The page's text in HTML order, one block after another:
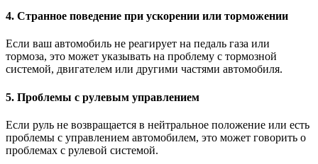
4. Странное поведение при ускорении или торможении
Если ваш автомобиль не реагирует на педаль газа или
тормоза, это может указывать на проблему с тормозной
системой, двигателем или другими частями автомобиля.
5. Проблемы с рулевым управлением
Если руль не возвращается в нейтральное положение или есть
проблемы с управлением автомобилем, это может говорить о
проблемах с рулевой системой.